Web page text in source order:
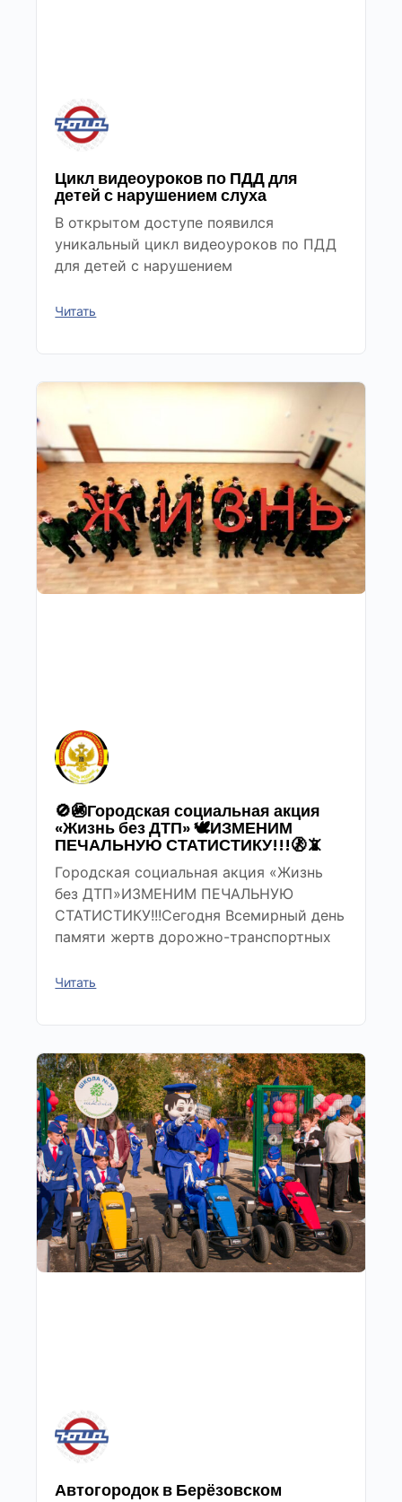
Цикл видеоуроков по ПДД для
детей с нарушением слуха
В открытом доступе появился
уникальный цикл видеоуроков по ПДД
для детей с нарушением
Читать
🚫🚳Городская социальная акция
«Жизнь без ДТП» 🕊ИЗМЕНИМ
ПЕЧАЛЬНУЮ СТАТИСТИКУ!!!🚷📵
Городская социальная акция «Жизнь
без ДТП»ИЗМЕНИМ ПЕЧАЛЬНУЮ
СТАТИСТИКУ!!!Сегодня Всемирный день
памяти жертв дорожно-транспортных
Читать
Автогородок в Берёзовском